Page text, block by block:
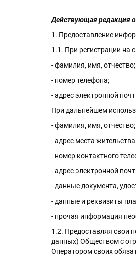
Действующая редакция
1. Предоставление
1.1. При регистрации на
- фамилия, имя, отчество;
- номер телефона;
- адрес электронной
При дальнейшем
- фамилия, имя, отчество;
- адрес места
- номер контактного
- адрес электронной
- данные документа,
- данные и реквизиты
- прочая информация
1.2. Предоставляя свои
данных) Обществом с
Оператором своих